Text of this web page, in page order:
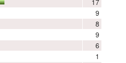
17
9
8
9
6
1